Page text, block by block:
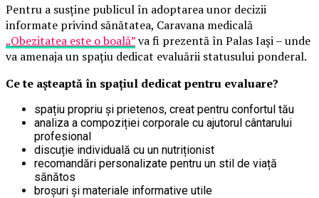
Pentru a susține publicul în adoptarea unor decizii
informate privind sănătatea, Caravana medicală
„Obezitatea este o boală”va fi prezentă în Palas Iași – unde
va amenaja un spațiu dedicat evaluării statusului ponderal.
Ce te așteaptă în spațiul dedicat pentru evaluare?
spațiu propriu și prietenos, creat pentru confortul tău
analiza a compoziției corporale cu ajutorul cântarului
profesional
discuție individuală cu un nutriționist
recomandări personalizate pentru un stil de viață
sănătos
broșuri și materiale informative utile